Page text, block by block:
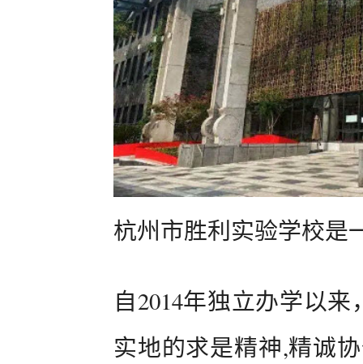
杭州市胜利实验学校是
自2014年独立办学以
实地的求是精神,精诚